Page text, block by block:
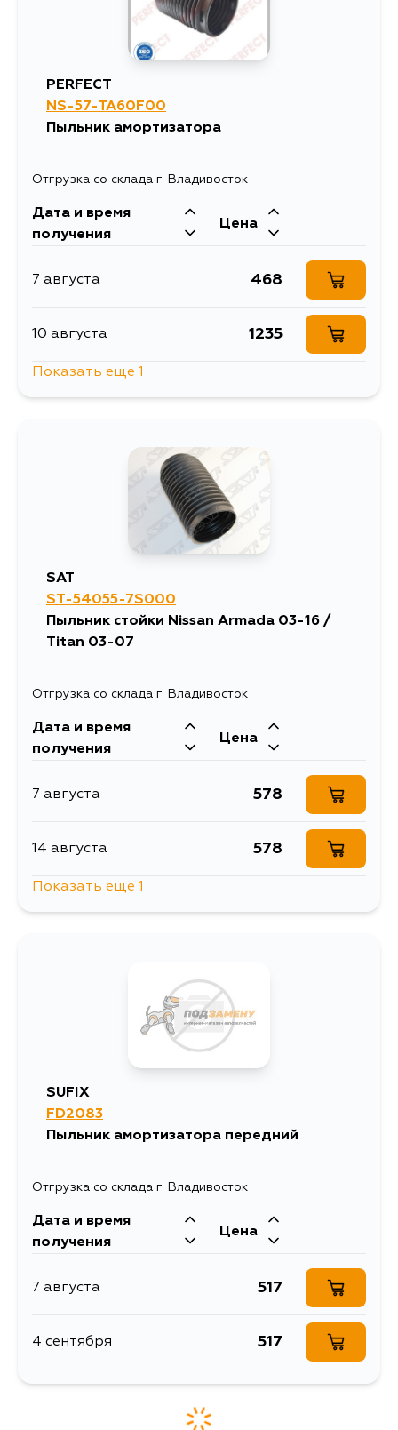
PERFECT
NS-57-TA60F00
Пыльник амортизатора
Отгрузка со склада г. Владивосток
Дата и время
получения
Цена
7 августа 468
10 августа 1235
Показать еще 1
SAT
ST-54055-7S000
Пыльник стойки Nissan Armada 03-16 /
Titan 03-07
Отгрузка со склада г. Владивосток
Дата и время
получения
Цена
7 августа 578
14 августа 578
Показать еще 1
SUFIX
FD2083
Пыльник амортизатора передний
Отгрузка со склада г. Владивосток
Дата и время
получения
Цена
7 августа 517
4 сентября 517